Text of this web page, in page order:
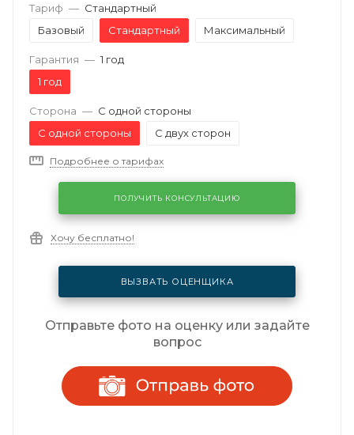
Тариф — Стандартный
Базовый
Стандартный Максимальный
Гарантия — 1 год
1 год
Сторона — С одной стороны
С одной стороны
С двух сторон
Подробнее о тарифах
ПОЛУЧИТЬ КОНСУЛЬТАЦИЮ
Хочу бесплатно!
ВЫЗВАТЬ ОЦЕНЩИКА
Отправьте фото на оценку или задайте
вопрос